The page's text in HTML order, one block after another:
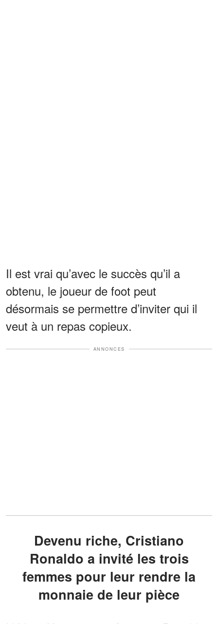
Il est vrai qu’avec le succès qu’il a
obtenu, le joueur de foot peut
désormais se permettre d’inviter qui il
veut à un repas copieux.
ANNONCES
Devenu riche, Cristiano
Ronaldo a invité les trois
femmes pour leur rendre la
monnaie de leur pièce